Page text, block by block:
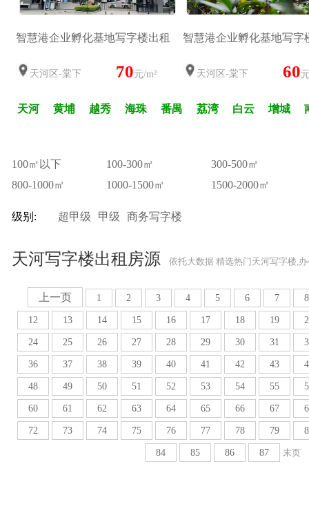
智慧港企业孵化基地写字楼出租
天河区-棠下 70元/m²
智慧港企业孵化基地写字
天河区-棠下 60
天河 黄埔 越秀 海珠 番禺 荔湾 白云 增城
100㎡以下 100-300㎡
300-500㎡
800-1000㎡
1000-1500㎡ 1500-2000㎡
级别: 超甲级 甲级 商务写字楼
天河写字楼出租房源 依托大数据 精选热门天河写字楼,
上一页 1 2 3 4 5 6 7 8
12 13 14 15 16 17 18 19
24 25 26 27 28 29 30 31
36 37 38 39 40 41 42 43
48 49 50 51 52 53 54 55
60 61 62 63 64 65 66 67
72 73 74 75 76 77 78 79
84 85 86 87 末页